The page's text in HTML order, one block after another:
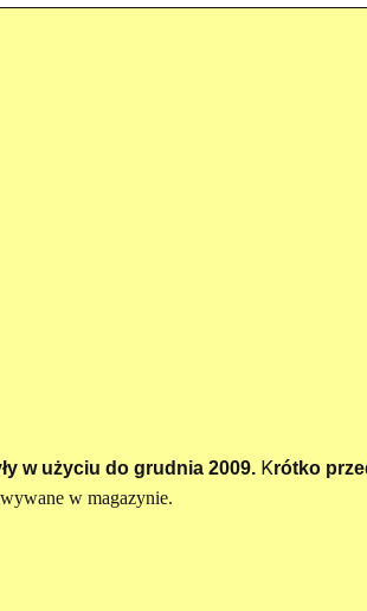
w użyciu do grudnia 2009. Krótko
w magazynie.